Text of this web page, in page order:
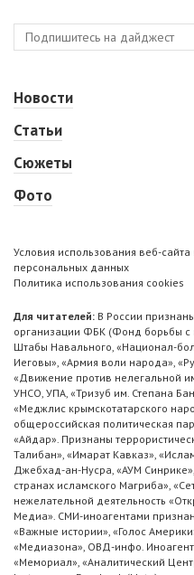
Новости
Статьи
Сюжеты
Фото
Условия использования веб-
персональных данных
Политика использования cookies
Для читателей: В России
организации ФБК (Фонд борьбы с
Штабы Навального, «Национал-
Иеговы», «Армия воли народа»,
«Движение против нелегальной
УНСО, УПА, «Тризуб им. Степана
«Меджлис крымскотатарского
общероссийская политическая
«Айдар». Признаны
Талибан», «Имарат Кавказ»,
Джебхад-ан-Нусра, «АУМ
странах исламского Магриба»,
нежелательной деятельность
Медиа». СМИ-иноагентами
«Важные истории», «Голос
«Медиазона», ОВД-инфо.
«Мемориал», «Аналитический